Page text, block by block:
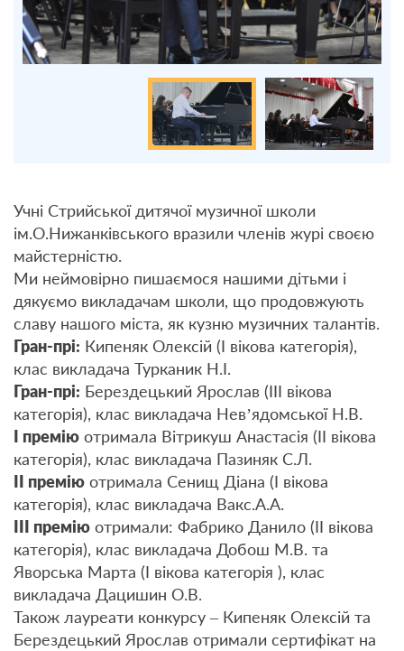
Учні Стрийської дитячої музичної школи
ім.О.Нижанківського вразили членів журі своєю
майстерністю.
Ми неймовірно пишаємося нашими дітьми і
дякуємо викладачам школи, що продовжують
славу нашого міста, як кузню музичних талантів.
Гран-прі: Кипеняк Олексій (I вікова категорія),
клас викладача Турканик Н.І.
Гран-прі: Берездецький Ярослав (III вікова
категорія), клас викладача Невʼядомської Н.В.
I премію отримала Вітрикуш Анастасія (II вікова
категорія), клас викладача Пазиняк С.Л.
II премію отримала Сенищ Діана (I вікова
категорія), клас викладача Вакс.А.А.
III премію отримали: Фабрико Данило (II вікова
категорія), клас викладача Добош М.В. та
Яворська Марта (I вікова категорія ), клас
викладача Дацишин О.В.
Також лауреати конкурсу – Кипеняк Олексій та
Берездецький Ярослав отримали сертифікат на